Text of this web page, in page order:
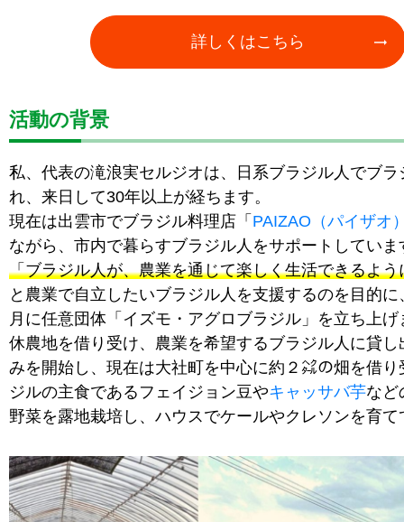
詳しくはこちら
活動の背景
私、代表の滝浪実セルジオは、日系ブラジル人でブラ
れ、来日して30年以上が経ちます。
現在は出雲市でブラジル料理店「 PAIZAO（パイザオ
ながら、市内で暮らすブラジル人をサポートしていま
「ブラジル人が、農業を通じて楽しく生活できるよう
と農業で自立したいブラジル人を支援するのを目的に
月に任意団体「イズモ・アグロブラジル」を立ち上げ
休農地を借り受け、農業を希望するブラジル人に貸し
みを開始し、現在は大社町を中心に約２㌶の畑を借り
ジルの主食であるフェイジョン豆やキャッサバ芋など
野菜を露地栽培し、ハウスでケールやクレソンを育て